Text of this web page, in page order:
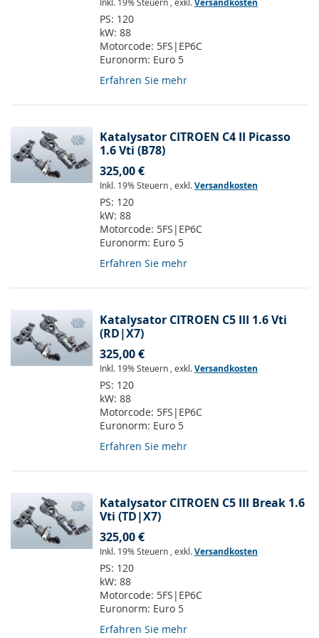
Inkl. 19% Steuern , exkl.Versandkosten
PS: 120
kW: 88
Motorcode: 5FS|EP6C
Euronorm: Euro 5
Erfahren Sie mehr
Katalysator CITROEN C4 II Picasso
1.6 Vti (B78)
325,00 €
Inkl. 19% Steuern , exkl.Versandkosten
PS: 120
kW: 88
Motorcode: 5FS|EP6C
Euronorm: Euro 5
Erfahren Sie mehr
Katalysator CITROEN C5 III 1.6 Vti
(RD|X7)
325,00 €
Inkl. 19% Steuern , exkl.Versandkosten
PS: 120
kW: 88
Motorcode: 5FS|EP6C
Euronorm: Euro 5
Erfahren Sie mehr
Katalysator CITROEN C5 III Break 1.6
Vti (TD|X7)
325,00 €
Inkl. 19% Steuern , exkl.Versandkosten
PS: 120
kW: 88
Motorcode: 5FS|EP6C
Euronorm: Euro 5
Erfahren Sie mehr